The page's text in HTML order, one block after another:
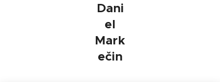
Dani
el
Mark
ečin